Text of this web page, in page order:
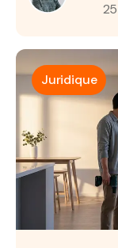
Juridique